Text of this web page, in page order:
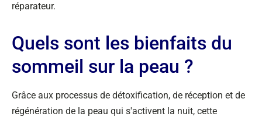
réparateur.
Quels sont les bienfaits du
sommeil sur la peau ?
Grâce aux processus de détoxification, de réception et de
régénération de la peau qui s'activent la nuit, cette